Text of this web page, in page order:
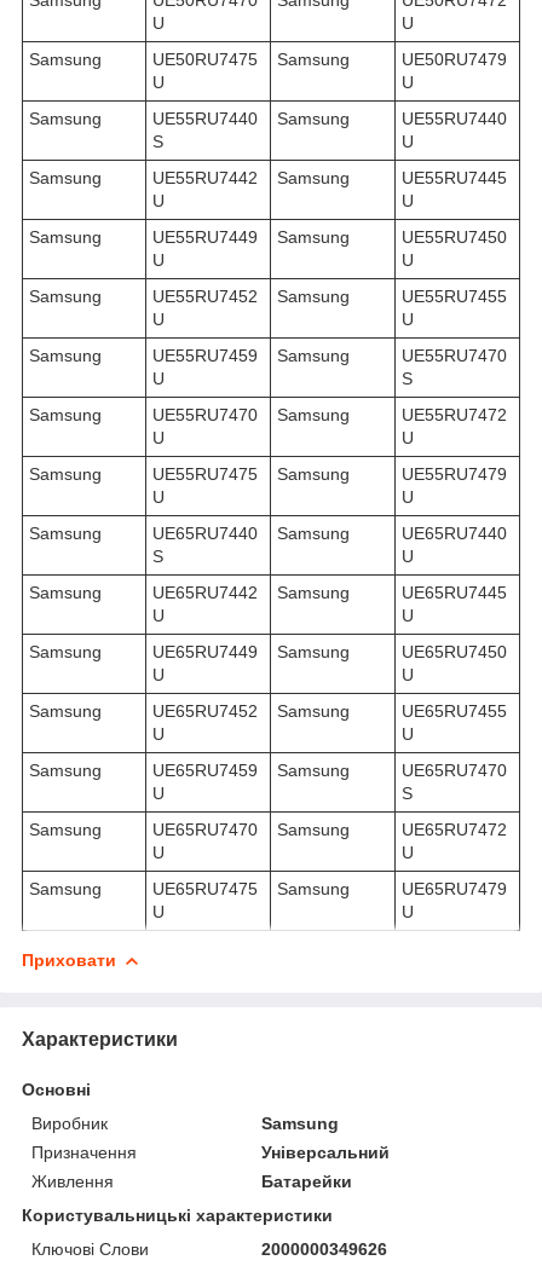
U
U
Samsung
UE50RU7475
U
Samsung
UE50RU7479
U
Samsung
UE55RU7440
S
Samsung
UE55RU7440
U
Samsung
UE55RU7442
U
Samsung
UE55RU7445
U
Samsung
UE55RU7449
U
Samsung
UE55RU7450
U
Samsung
UE55RU7452
U
Samsung
UE55RU7455
U
Samsung
UE55RU7459
U
Samsung
UE55RU7470
S
Samsung
UE55RU7470
U
Samsung
UE55RU7472
U
Samsung
UE55RU7475
U
Samsung
UE55RU7479
U
Samsung
UE65RU7440
S
Samsung
UE65RU7440
U
Samsung
UE65RU7442
U
Samsung
UE65RU7445
U
Samsung
UE65RU7449
U
Samsung
UE65RU7450
U
Samsung
UE65RU7452
U
Samsung
UE65RU7455
U
Samsung
UE65RU7459
U
Samsung
UE65RU7470
S
Samsung
UE65RU7470
U
Samsung
UE65RU7472
U
Samsung
UE65RU7475
U
Samsung
UE65RU7479
U
Приховати
Характеристики
Основні
Виробник
Samsung
Призначення
Універсальний
Живлення
Батарейки
Користувальницькі характеристики
Ключові Слови
2000000349626